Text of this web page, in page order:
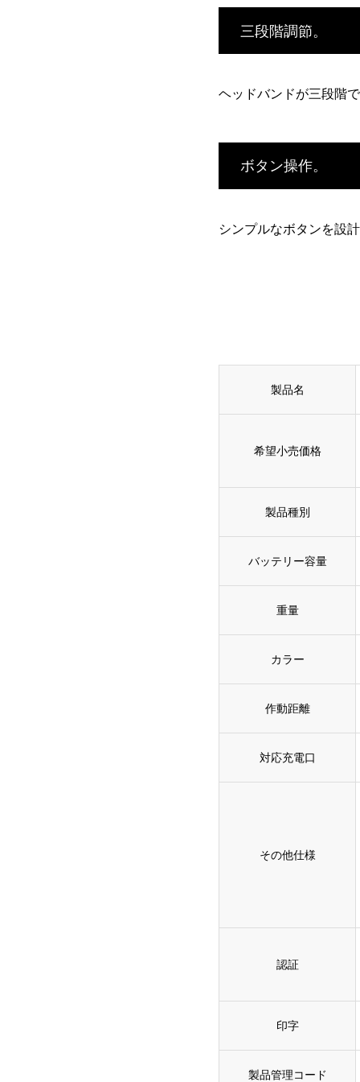
三段階調節。
ヘッドバンドが三段階
ボタン操作。
シンプルなボタンを設
製品名
希望小売価格
製品種別
バッテリー容量
重量
カラー
作動距離
対応充電口
その他仕様
認証
印字
製品管理コード